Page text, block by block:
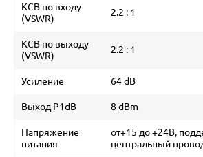
КСВ по входу
(VSWR)
2.2 : 1
КСВ по выходу
(VSWR)
2.2 : 1
Усиление 64 dB
Выход P1dB 8 dBm
Напряжение
питания
от+15 до +24В,
центральный